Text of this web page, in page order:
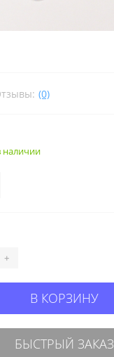
(0)
наличии
+
В КОРЗИНУ
БЫСТРЫЙ ЗАКАЗ